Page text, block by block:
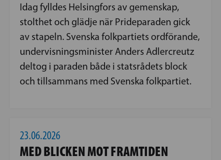
Idag fylldes Helsingfors av gemenskap,
stolthet och glädje när Prideparaden gick
av stapeln. Svenska folkpartiets ordförande,
undervisningsminister Anders Adlercreutz
deltog i paraden både i statsrådets block
och tillsammans med Svenska folkpartiet.
23.06.2026
MED BLICKEN MOT FRAMTIDEN